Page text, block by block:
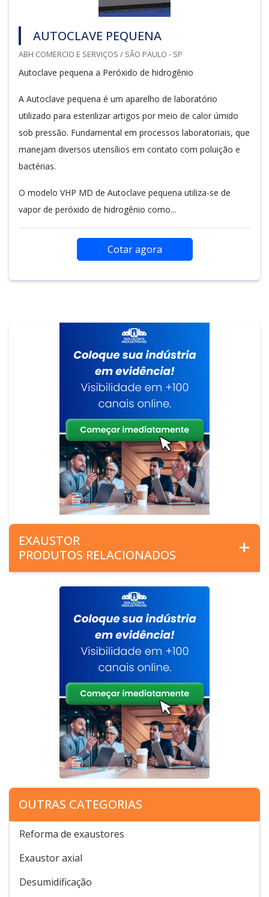
AUTOCLAVE PEQUENA
ABH COMERCIO E SERVIÇOS / SÃO PAULO - SP
Autoclave pequena a Peróxido de hidrogênio
A Autoclave pequena é um aparelho de laboratório
utilizado para esterilizar artigos por meio de calor úmido
sob pressão. Fundamental em processos laboratoriais, que
manejam diversos utensílios em contato com poluição e
bactérias.
O modelo VHP MD de Autoclave pequena utiliza-se de
vapor de peróxido de hidrogênio como...
Cotar agora
EXAUSTOR
PRODUTOS RELACIONADOS
OUTRAS CATEGORIAS
Reforma de exaustores
Exaustor axial
Desumidificação